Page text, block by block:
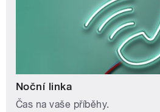
Noční linka
Čas na vaše příběhy.